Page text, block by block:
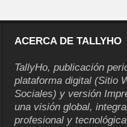
ACERCA DE TALLYHO
TallyHo, publicación
plataforma digital (Sitio
Sociales) y versión
una visión global,
profesional y